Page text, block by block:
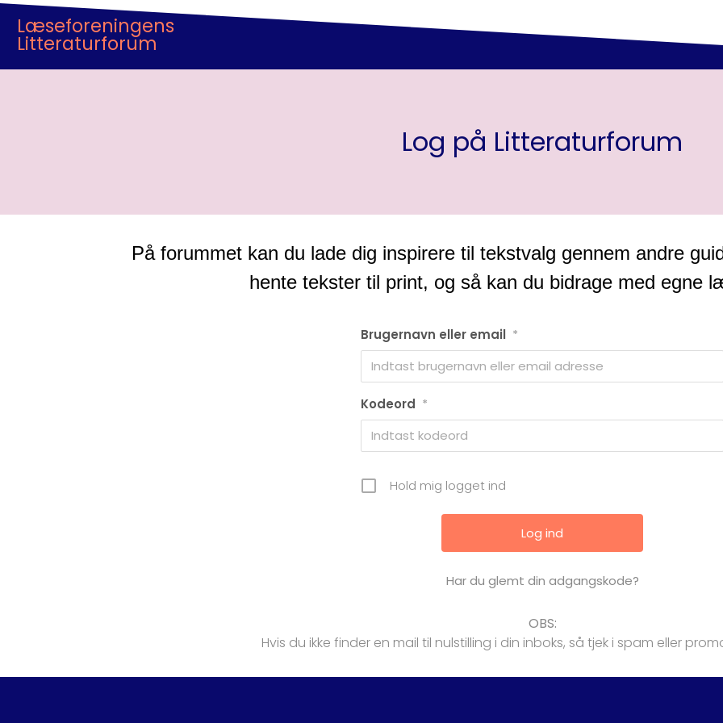
Læseforeningens
Litteraturforum
Log på Litteraturforum
På forummet kan du lade dig inspirere til tekstvalg gennem andre
hente tekster til print, og så kan du bidrage med egne
Brugernavn eller email *
Kodeord *
Hold mig logget ind
Har du glemt din adgangskode?
OBS:
Hvis du ikke finder en mail til nulstilling i din inboks, så tjek i spam eller